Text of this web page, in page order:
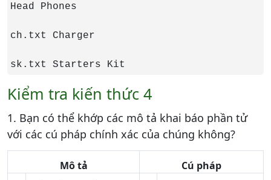
Head Phones
ch.txt Charger
sk.txt Starters Kit
Kiểm tra kiến thức 4
1. Bạn có thể khớp các mô tả khai báo phần tử
với các cú pháp chính xác của chúng không?
Mô tả Cú pháp